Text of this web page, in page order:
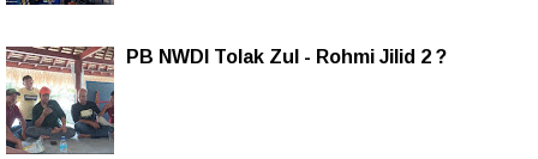
PB NWDI Tolak Zul - Rohmi Jilid 2 ?